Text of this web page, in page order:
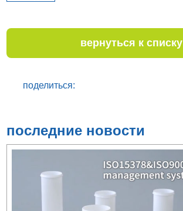
вернуться к списку
поделиться:
последние новости